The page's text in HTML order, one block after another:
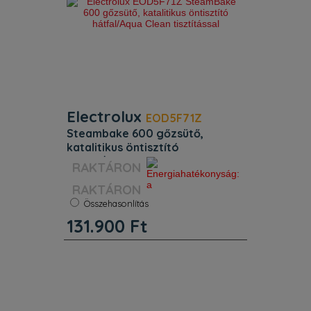
Electrolux EOD5F71Z
steambake 600 gőzsütő,
katalitikus öntisztító
hátfal/aqua clean tisztítással
Öntisztítás: Katalitikus
Kihúzható sütősín:
Energiaosztály: A
Űrtartalom: 72 l
Súly: 28 kg
RAKTÁRON
Összehasonlítás
131.900 Ft